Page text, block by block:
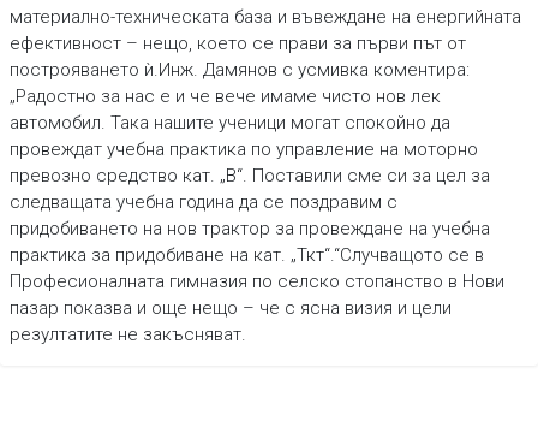
материално-техническата база и въвеждане на енергийната
ефективност – нещо, което се прави за първи път от
построяването ѝ.Инж. Дамянов с усмивка коментира:
„Радостно за нас е и че вече имаме чисто нов лек
автомобил. Така нашите ученици могат спокойно да
провеждат учебна практика по управление на моторно
превозно средство кат. „В“. Поставили сме си за цел за
следващата учебна година да се поздравим с
придобиването на нов трактор за провеждане на учебна
практика за придобиване на кат. „Ткт“.“Случващото се в
Професионалната гимназия по селско стопанство в Нови
пазар показва и още нещо – че с ясна визия и цели
резултатите не закъсняват.